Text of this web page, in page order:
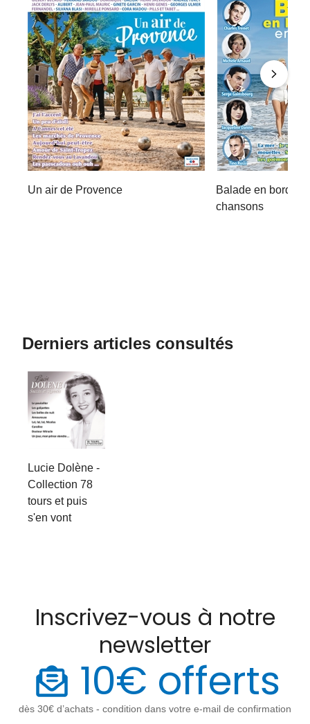
Un air de Provence
Balade en bord de
chansons
Derniers articles consultés
Lucie Dolène -
Collection 78
tours et puis
s'en vont
Inscrivez-vous à notre
newsletter
10€ offerts
dès 30€ d’achats - condition dans votre e-mail de confirmation